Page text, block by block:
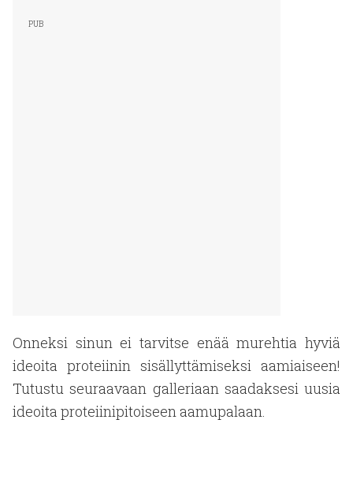
Onneksi sinun ei tarvitse enää murehtia hyviä
ideoita proteiinin sisällyttämiseksi aamiaiseen!
Tutustu seuraavaan galleriaan saadaksesi uusia
ideoita proteiinipitoiseen aamupalaan.